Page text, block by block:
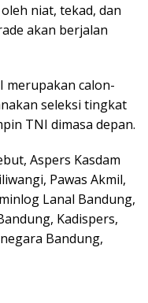
niat, tekad, dan
akan berjalan
merupakan calon-
seleksi tingkat
TNI dimasa depan.
Aspers Kasdam
Pawas Akmil,
Lanal Bandung,
Kadispers,
Bandung,